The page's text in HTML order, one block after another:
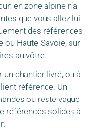
en zone alpine n’a
que vous allez lui
des références
ou Haute-Savoie, sur
au vôtre.
un chantier livré, ou à
référence. Un
ou reste vague
références solides à